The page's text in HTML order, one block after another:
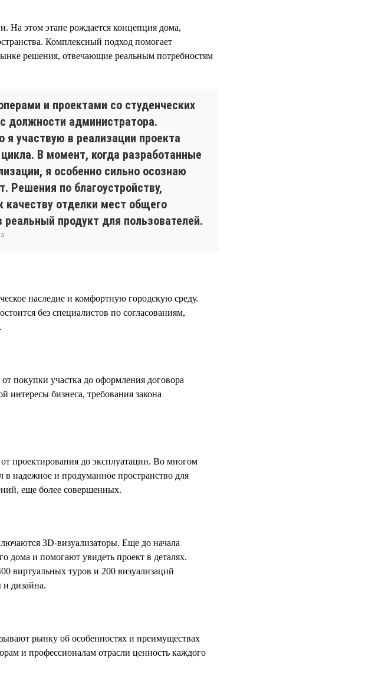
На этом этапе рождается концепция дома,
Комплексный подход помогает
решения, отвечающие реальным потребностям
и проектами со студенческих
должности администратора.
участвую в реализации проекта
В момент, когда разработанные
я особенно сильно осознаю
Решения по благоустройству,
качеству отделки мест общего
продукт для пользователей.
наследие и комфортную городскую среду.
без специалистов по согласованиям,
покупки участка до оформления договора
интересы бизнеса, требования закона
проектирования до эксплуатации. Во многом
надежное и продуманное пространство для
еще более совершенных.
3D-визуализаторы. Еще до начала
дома и помогают увидеть проект в деталях.
виртуальных туров и 200 визуализаций
дизайна.
рынку об особенностях и преимуществах
и профессионалам отрасли ценность каждого